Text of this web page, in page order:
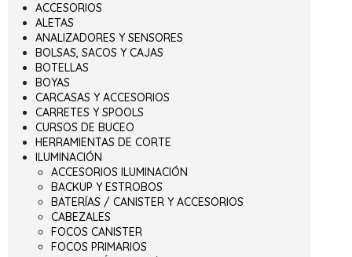
ACCESORIOS
ALETAS
ANALIZADORES Y SENSORES
BOLSAS, SACOS Y CAJAS
BOTELLAS
BOYAS
CARCASAS Y ACCESORIOS
CARRETES Y SPOOLS
CURSOS DE BUCEO
HERRAMIENTAS DE CORTE
ILUMINACIÓN
ACCESORIOS ILUMINACIÓN
BACKUP Y ESTROBOS
BATERÍAS / CANISTER Y ACCESORIOS
CABEZALES
FOCOS CANISTER
FOCOS PRIMARIOS